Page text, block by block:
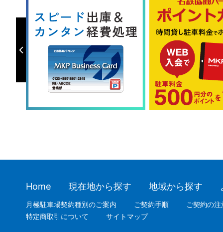
Home 現在地から探す 地域から探す
月極駐車場契約種別のご案内 ご契約手順
ご契約の
特定商取引について
サイトマップ